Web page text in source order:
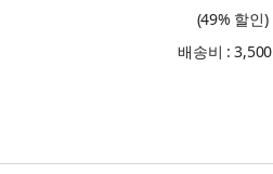
(49% 할인)
배송비 :